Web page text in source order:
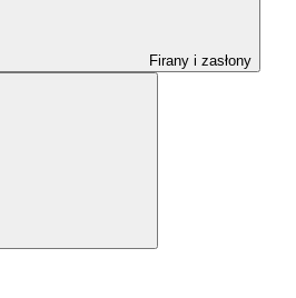
Firany i zasłony